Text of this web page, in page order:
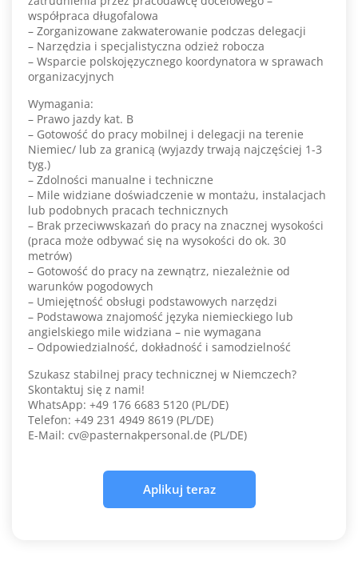
współpraca długofalowa
– Zorganizowane zakwaterowanie podczas delegacji
– Narzędzia i specjalistyczna odzież robocza
– Wsparcie polskojęzycznego koordynatora w sprawach
organizacyjnych
Wymagania:
– Prawo jazdy kat. B
– Gotowość do pracy mobilnej i delegacji na terenie
Niemiec/ lub za granicą (wyjazdy trwają najczęściej 1-3
tyg.)
– Zdolności manualne i techniczne
– Mile widziane doświadczenie w montażu, instalacjach
lub podobnych pracach technicznych
– Brak przeciwwskazań do pracy na znacznej wysokości
(praca może odbywać się na wysokości do ok. 30
metrów)
– Gotowość do pracy na zewnątrz, niezależnie od
warunków pogodowych
– Umiejętność obsługi podstawowych narzędzi
– Podstawowa znajomość języka niemieckiego lub
angielskiego mile widziana – nie wymagana
– Odpowiedzialność, dokładność i samodzielność
Szukasz stabilnej pracy technicznej w Niemczech?
Skontaktuj się z nami!
WhatsApp: +49 176 6683 5120 (PL/DE)
Telefon: +49 231 4949 8619 (PL/DE)
E-Mail: cv@pasternakpersonal.de (PL/DE)
Aplikuj teraz